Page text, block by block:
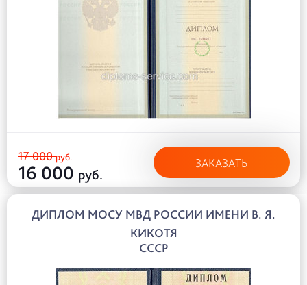
17 000руб.
16 000 руб.
ЗАКАЗАТЬ
ДИПЛОМ МОСУ МВД РОССИИ ИМЕНИ В. Я.
КИКОТЯ
СССР